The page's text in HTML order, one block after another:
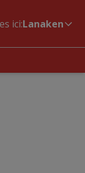
ici:Lanaken